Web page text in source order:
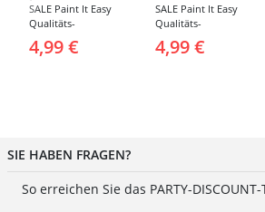
SALE Paint It Easy
Qualitäts-
Rund, 2 Stück, für
4,99 €
SALE Paint It Easy
Qualitäts-
Stoppelschwamm, 2
4,99 €
SIE HABEN FRAGEN?
So erreichen Sie das PARTY-DISCOUNT-